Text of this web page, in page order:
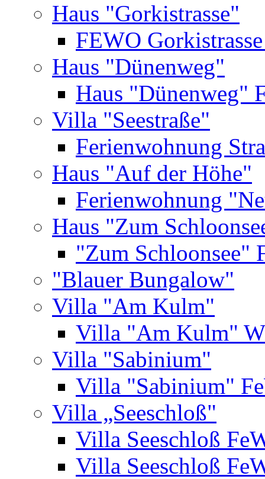
Haus "Gorkistrasse"
FEWO
Haus "Dünenweg"
Haus "Dünenweg"
Villa "Seestraße"
Ferienwohnung
Haus "Auf der Höhe"
Ferienwohnung
Haus "Zum
"Zum Schloonsee"
"Blauer Bungalow"
Villa "Am Kulm"
Villa "Am Kulm"
Villa "Sabinium"
Villa "Sabinium"
Villa „Seeschloß"
Villa Seeschloß
Villa Seeschloß